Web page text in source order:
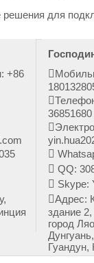
решения для
+86
36851680
QQ:
Skype:
Адрес:
здание
город
Гуандун,